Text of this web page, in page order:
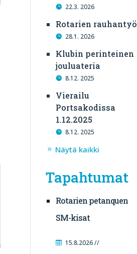
22.3. 2026
Rotarien rauhantyö
28.1. 2026
Klubin perinteinen
jouluateria
8.12. 2025
Vierailu
Portsakodissa
1.12.2025
8.12. 2025
Näytä kaikki
Tapahtumat
Rotarien petanquen
SM-kisat
15.8.2026 //